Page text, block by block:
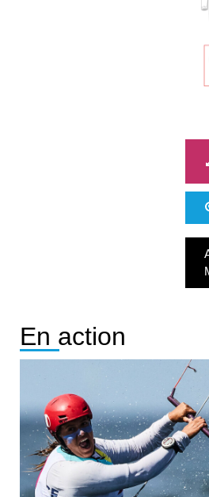
En action